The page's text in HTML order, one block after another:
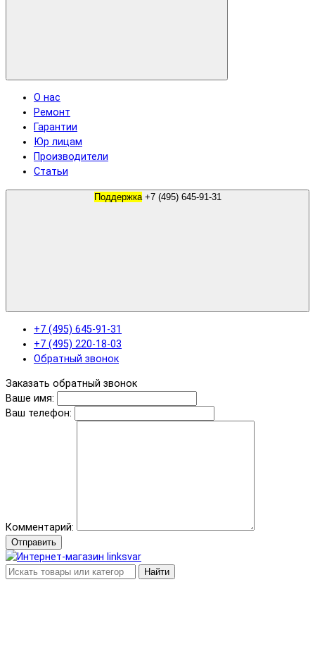
О нас
Ремонт
Гарантии
Юр лицам
Производители
Статьи
Поддержка
+7 (495) 645-91-31
+7 (495) 220-18-03
Обратный звонок
Заказать обратный звонок
Ваше имя:
Ваш телефон:
Комментарий:
Отправить
Найти